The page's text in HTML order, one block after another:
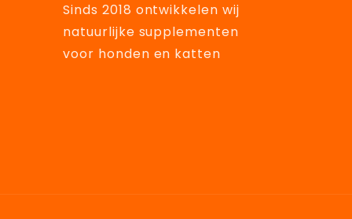
Sinds 2018 ontwikkelen wij
natuurlijke supplementen
voor honden en katten